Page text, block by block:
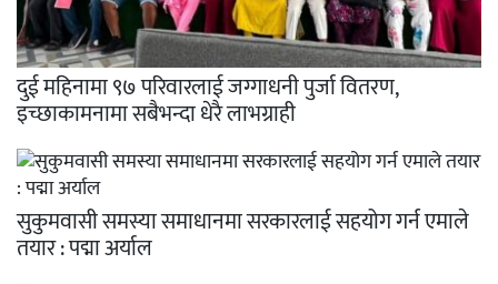
दुई महिनामा ९७ परिवारलाई जग्गाधनी पुर्जा वितरण,
इच्छाकामनामा सबैभन्दा धेरै लाभग्राही
सुकुमवासी समस्या समाधानमा सरकारलाई सहयोग गर्न एमाले
तयार : पद्मा अर्याल